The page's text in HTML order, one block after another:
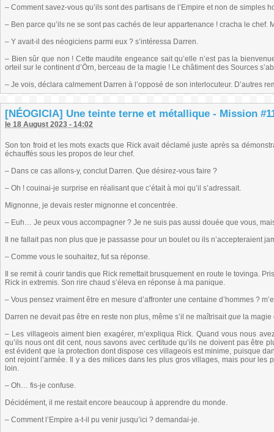
– Comment savez-vous qu’ils sont des partisans de l’Empire et non de simples
– Ben parce qu’ils ne se sont pas cachés de leur appartenance ! cracha le chef.
– Y avait-il des néogiciens parmi eux ? s’intéressa Darren.
– Bien sûr que non ! Cette maudite engeance sait qu’elle n’est pas la
orteil sur le continent d’Örn, berceau de la magie ! Le châtiment des Sources
– Je vois, déclara calmement Darren à l’opposé de son interlocuteur. D’autres
[NÉOGICIA] Une teinte terne et métallique - Mission
le 18 August 2023 - 14:02
Son ton froid et les mots exacts que Rick avait déclamé juste après sa
échauffés sous les propos de leur chef.
– Dans ce cas allons-y, conclut Darren. Que désirez-vous faire ?
– Oh ! couinai-je surprise en réalisant que c’était à moi qu’il s’adressait.
Mignonne, je devais rester mignonne et concentrée.
– Euh… Je peux vous accompagner ? Je ne suis pas aussi douée que vous,
Il ne fallait pas non plus que je passasse pour un boulet ou ils n’accepteraient
– Comme vous le souhaitez, fut sa réponse.
Il se remit à courir tandis que Rick remettait brusquement en route le tovinga.
Rick in extremis. Son rire chaud s’éleva en réponse à ma panique.
– Vous pensez vraiment être en mesure d’affronter une centaine d’hommes ?
Darren ne devait pas être en reste non plus, même s’il ne maîtrisaitque la magie
– Les villageois aiment bien exagérer, m’expliqua Rick. Quand vous nous
qu’ils nous ont dit cent, nous savons avec certitude qu’ils ne doivent pas être
est évident que la protection dont dispose ces villageois est minime, puisque
ont rejoint l’armée. Il y a des milices dans les plus gros villages, mais pour
loin.
– Oh… fis-je confuse.
Décidément, il me restait encore beaucoup à apprendre du monde.
– Comment l’Empire a-t-il pu venir jusqu’ici ? demandai-je.